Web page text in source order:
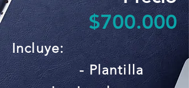
$700.000
Incluye:
- Plantilla